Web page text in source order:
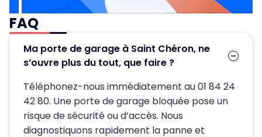
FAQ
Ma porte de garage à Saint Chéron, ne
s’ouvre plus du tout, que faire ?
Téléphonez-nous immédiatement au 01 84 24
42 80. Une porte de garage bloquée pose un
risque de sécurité ou d’accès. Nous
diagnostiquons rapidement la panne et